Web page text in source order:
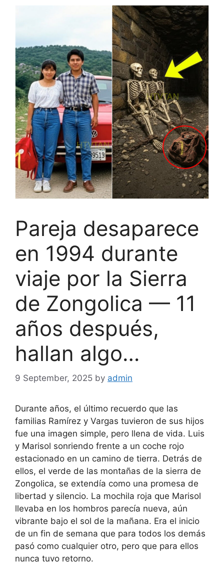
Pareja desaparece
en 1994 durante
viaje por la Sierra
de Zongolica — 11
años después,
hallan algo…
9 September, 2025 by admin
Durante años, el último recuerdo que las
familias Ramírez y Vargas tuvieron de sus hijos
fue una imagen simple, pero llena de vida. Luis
y Marisol sonriendo frente a un coche rojo
estacionado en un camino de tierra. Detrás de
ellos, el verde de las montañas de la sierra de
Zongolica, se extendía como una promesa de
libertad y silencio. La mochila roja que Marisol
llevaba en los hombros parecía nueva, aún
vibrante bajo el sol de la mañana. Era el inicio
de un fin de semana que para todos los demás
pasó como cualquier otro, pero que para ellos
nunca tuvo retorno.